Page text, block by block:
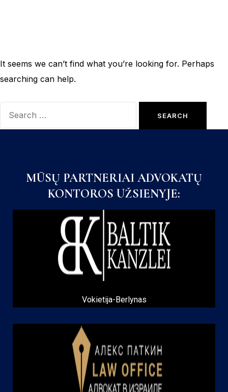
It seems we can’t find what you’re looking for. Perhaps
searching can help.
MŪSŲ PARTNERIAI ADVOKATŲ
KONTOROS UŽSIENYJE:
Vokietija-Berlynas